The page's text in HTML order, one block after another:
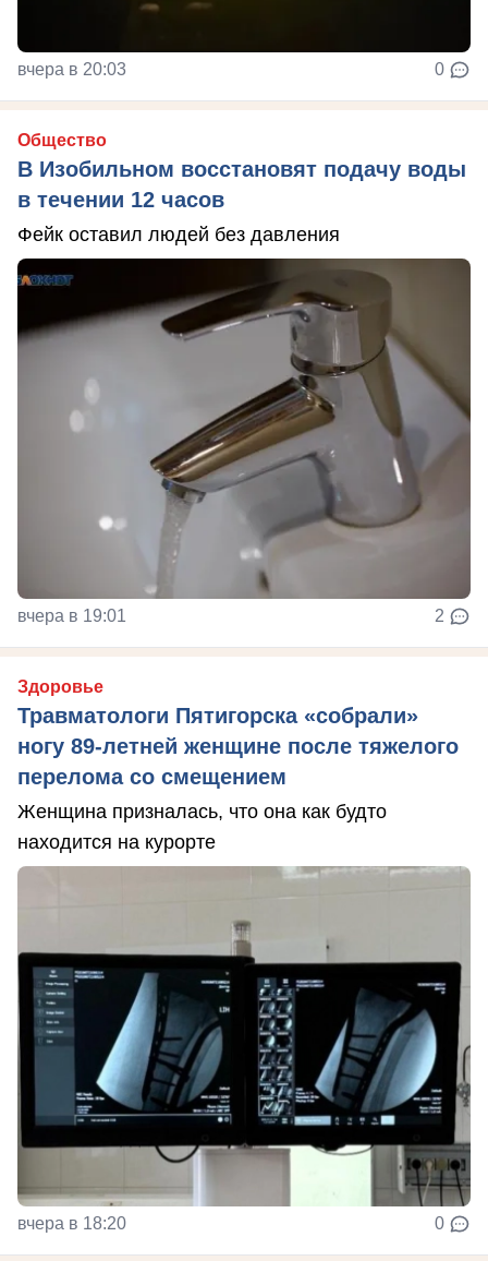
вчера в 20:03 0
Общество
В Изобильном восстановят подачу воды
в течении 12 часов
Фейк оставил людей без давления
вчера в 19:01 2
Здоровье
Травматологи Пятигорска «собрали»
ногу 89-летней женщине после тяжелого
перелома со смещением
Женщина призналась, что она как будто
находится на курорте
вчера в 18:20 0